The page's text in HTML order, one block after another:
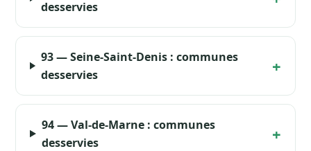
desservies
93 — Seine-Saint-Denis : communes
desservies
94 — Val-de-Marne : communes
desservies